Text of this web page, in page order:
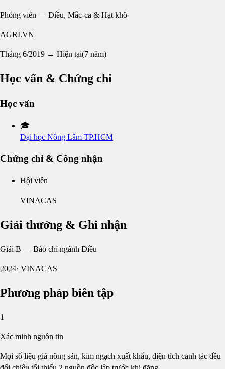
Phóng viên — Điều, Mắc-ca & Hạt khô
AGRI.VN
Tháng 6/2019 → Hiện tại(7 năm)
Học vấn & Chứng chỉ
Học vấn
🎓
Đại học Nông Lâm TP.HCM
Chứng chỉ & Công nhận
Hội viên
VINACAS
Giải thưởng & Ghi nhận
Giải B — Báo chí ngành Điều
2024· VINACAS
Phương pháp biên tập
1
Xác minh nguồn tin
Mọi số liệu giá nông sản, kim ngạch xuất khẩu, diện tích canh tác đều